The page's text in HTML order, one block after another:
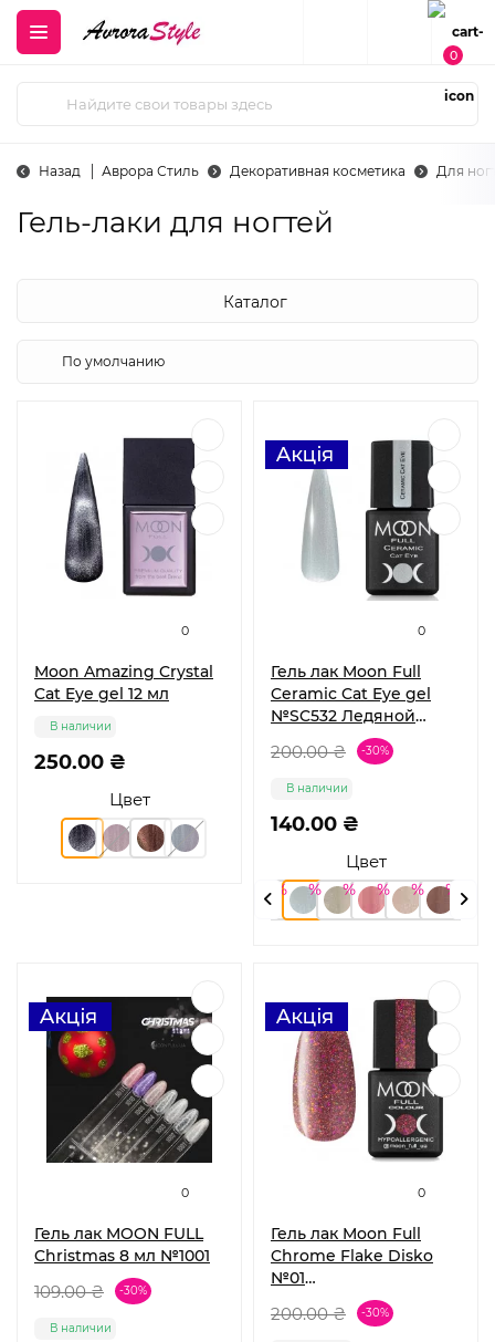
0
Назад Аврора Стиль Декоративная косметика Для
Гель-лаки для ногтей
Каталог
0
Moon Amazing Crystal
Cat Eye gel 12 мл
Цвет
250.00 ₴
В наличии
0
Гель лак Moon Full
Ceramic Cat Eye gel
№SC532 Ледяной
кристалл, 8 мл
Цвет
200.00 ₴ -30%
140.00 ₴
В наличии
0
Гель лак MOON FULL
Christmas 8 мл №1001
109.00 ₴ -30%
В наличии
0
Гель лак Moon Full
Chrome Flake Disko
№01
светоотражающий 8
мл
200.00 ₴ -30%